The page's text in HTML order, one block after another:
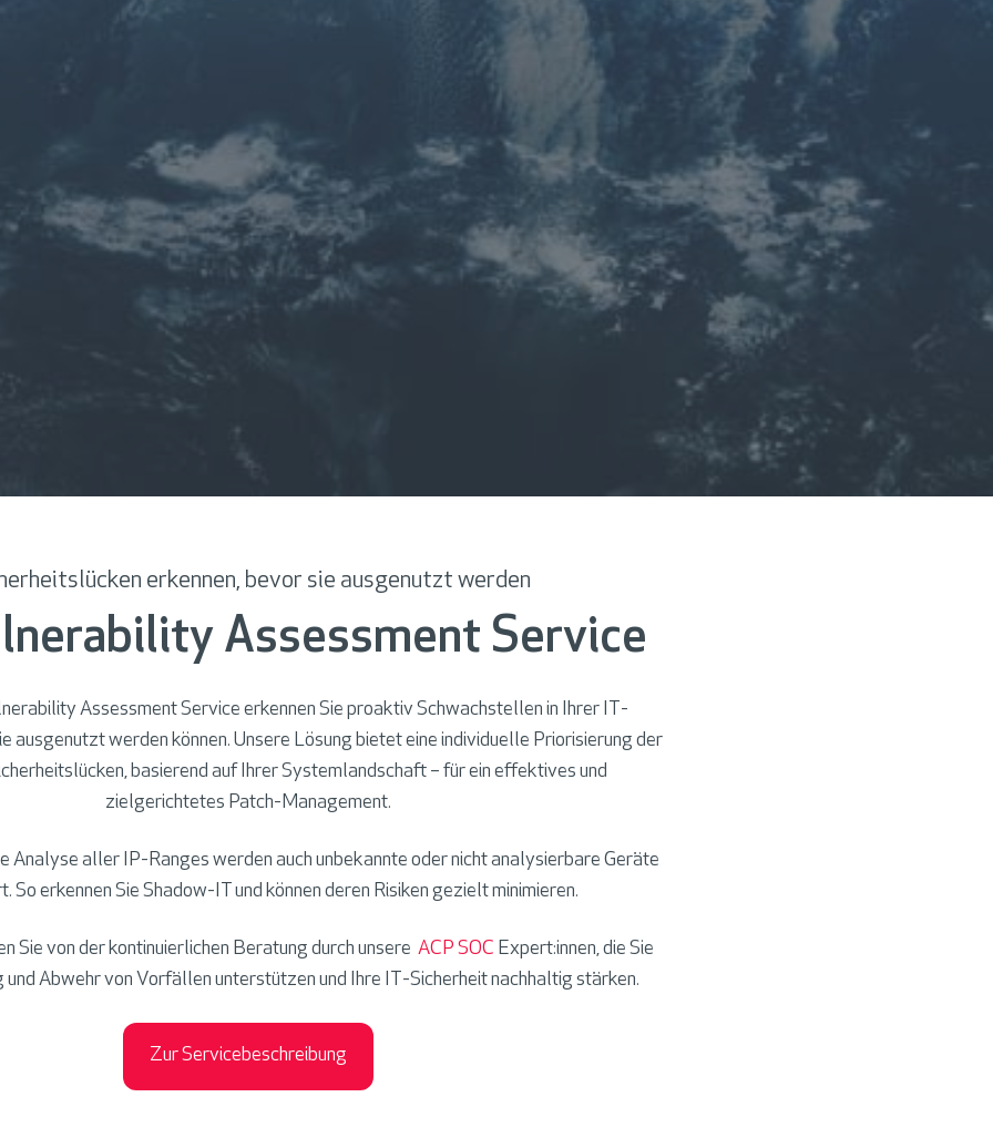
erkennen, bevor sie ausgenutzt werden
Assessment Service
Assessment Service erkennen Sie proaktiv Schwachstellen in Ihrer IT-
ausgenutzt werden können. Unsere Lösung bietet eine individuelle Priorisierung der
basierend auf Ihrer Systemlandschaft – für ein effektives und
zielgerichtetes Patch-Management.
Analyse aller IP-Ranges werden auch unbekannte oder nicht analysierbare Geräte
So erkennen Sie Shadow-IT und können deren Risiken gezielt minimieren.
Sie von der kontinuierlichen Beratung durch unsere ACP SOC Expert:innen, die Sie
Abwehr von Vorfällen unterstützen und Ihre IT-Sicherheit nachhaltig stärken.
Zur Servicebeschreibung